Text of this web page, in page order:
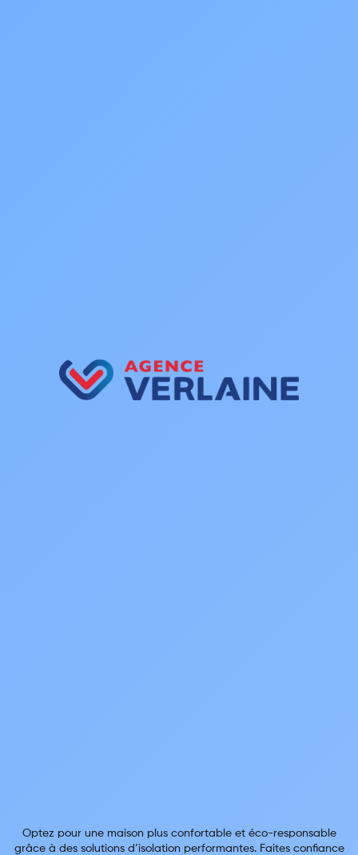
Optez pour une maison plus confortable et éco-responsable
grâce à des solutions d’isolation performantes. Faites confiance